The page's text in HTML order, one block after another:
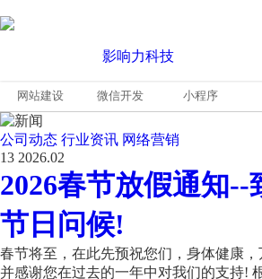
网站建设 微信开发 小程序
公司动态 行业资讯 网络营销
13 2026.02
2026春节放假通知--
节日问候!
春节将至，在此先预祝您们，身体健康
并感谢您在过去的一年中对我们的支持!